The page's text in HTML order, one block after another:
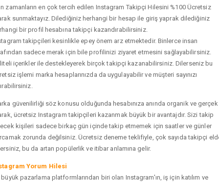
zamanların en çok tercih edilen Instagram Takipçi Hilesini %100 Ücretsiz
sunmaktayız. Dilediğiniz herhangi bir hesap ile giriş yaprak dilediğiniz
bir profil hesabına takipçi kazandırabilirsiniz.
takipçileri kesinlikle epey önem arz etmektedir. Binlerce insan
sadece merak için bile profilinizi ziyaret etmesini sağlayabilirsiniz.
içerikler ile destekleyerek birçok takipçi kazanabilirsiniz. Dilerseniz bu
işlemi marka hesaplarınızda da uygulayabilir ve müşteri sayınızı
güvenilirliği söz konusu olduğunda hesabınıza anında organik ve gerçek
ücretsiz Instagram takipçileri kazanmak büyük bir avantajdır. Sizi takip
kişileri sadece birkaç gün içinde takip etmemek için saatler ve günler
zorunda değilsiniz. Ücretsiz deneme teklifiyle, çok sayıda takipçi
bu da artan popülerlik ve itibar anlamına gelir.
Yorum Hilesi
büyük pazarlama platformlarından biri olan Instagram'ın, iş için katılım ve